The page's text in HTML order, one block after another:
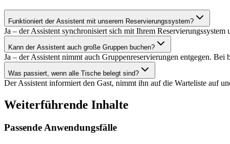
Funktioniert der Assistent mit unserem Reservierungssystem?
Ja – der Assistent synchronisiert sich mit Ihrem
Kann der Assistent auch große Gruppen buchen?
Ja – der Assistent nimmt auch Gruppenreservierungen entgegen.
Was passiert, wenn alle Tische belegt sind?
Der Assistent informiert den Gast, nimmt ihn auf die Warteliste auf
Weiterführende Inhalte
Passende Anwendungsfälle